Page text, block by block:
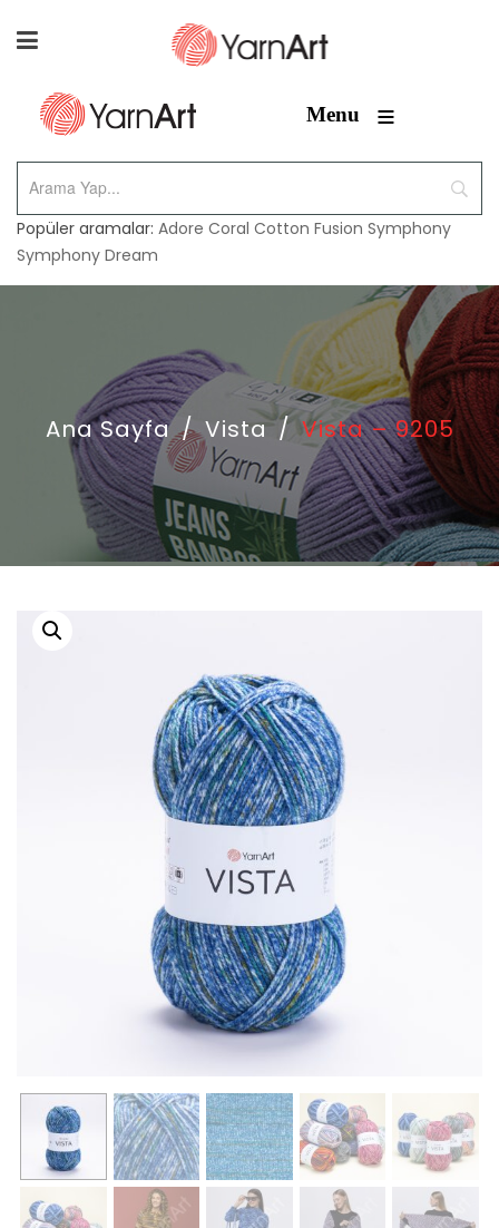
Menu ≡
Popüler aramalar: Adore Coral Cotton Fusion Symphony
Symphony Dream
Ana Sayfa / Vista / Vista – 9205